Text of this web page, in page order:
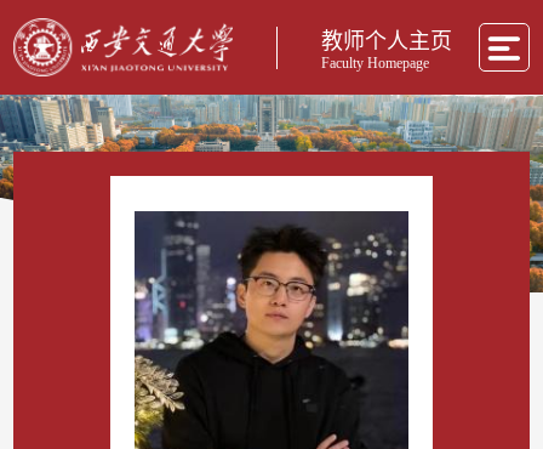
教师个人主页
Faculty Homepage